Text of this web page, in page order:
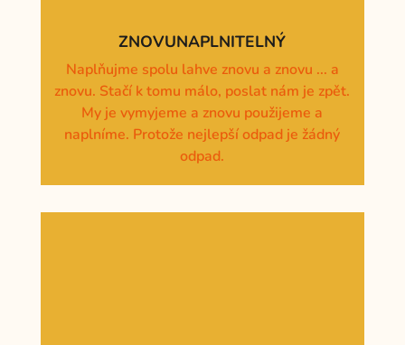
ZNOVUNAPLNITELNÝ
Naplňujme spolu lahve znovu a znovu ... a
znovu. Stačí k tomu málo, poslat nám je zpět.
My je vymyjeme a znovu použijeme a
naplníme. Protože nejlepší odpad je žádný
odpad.